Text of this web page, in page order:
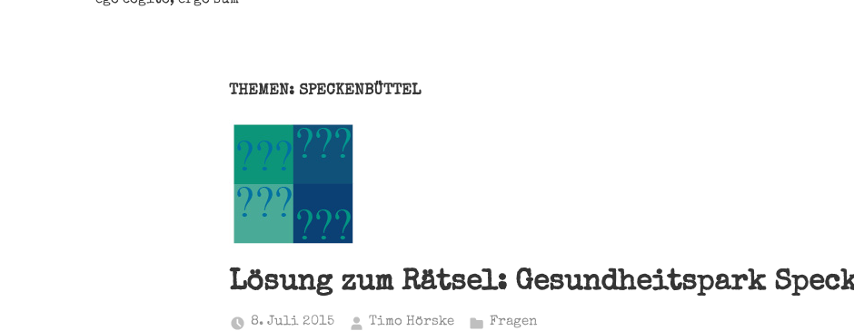
THEMEN: SPECKENBÜTTEL
Lösung zum Rätsel: Gesundheitspark
8. Juli 2015 Timo Hörske Fragen